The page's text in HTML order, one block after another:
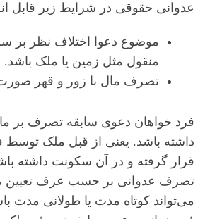
عدوانی حقوقی در شرایط زیر قابل
موضوع دعوا اختلاف نظر بر
منقول مثل زمین یا ملک باشد.
تصرف مال با زور و قهر
فرد خواهان دعوی سابقه تصرف بر
داشته باشد. یعنی از قبل ملک
قرار گرفته و در آن سکونت داشته
تصرف عدوانی بر حسب عرف تعیین
می‌تواند کوتاه مدت یا طولانی مدت